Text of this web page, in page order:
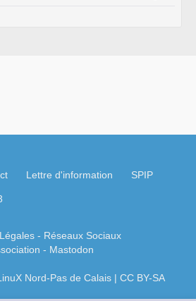
Lettre d'information SPIP
- Réseaux Sociaux
- Mastodon
Nord-Pas de Calais | CC BY-SA